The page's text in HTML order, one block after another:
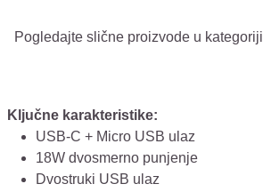
Pogledajte slične proizvode u kategoriji
Ključne karakteristike:
USB-C + Micro USB ulaz
18W dvosmerno punjenje
Dvostruki USB ulaz